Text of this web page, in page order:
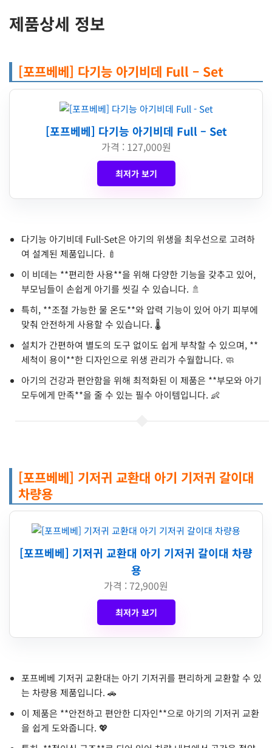
제품상세 정보
[포프베베] 다기능 아기비데 Full – Set
[포프베베] 다기능 아기비데 Full – Set
가격 : 127,000원
최저가 보기
다기능 아기비데 Full-Set은 아기의 위생을 최우선으로 고려하
여 설계된 제품입니다. 🍼
이 비데는 **편리한 사용**을 위해 다양한 기능을 갖추고 있어,
부모님들이 손쉽게 아기를 씻길 수 있습니다. 🚿
특히, **조절 가능한 물 온도**와 압력 기능이 있어 아기 피부에
맞춰 안전하게 사용할 수 있습니다. 🌡️
설치가 간편하여 별도의 도구 없이도 쉽게 부착할 수 있으며, **
세척이 용이**한 디자인으로 위생 관리가 수월합니다. 🧼
아기의 건강과 편안함을 위해 최적화된 이 제품은 **부모와 아기
모두에게 만족**을 줄 수 있는 필수 아이템입니다. 👶
[포프베베] 기저귀 교환대 아기 기저귀 갈이대
차량용
[포프베베] 기저귀 교환대 아기 기저귀 갈이대 차량
용
가격 : 72,900원
최저가 보기
포프베베 기저귀 교환대는 아기 기저귀를 편리하게 교환할 수 있
는 차량용 제품입니다. 🚗
이 제품은 **안전하고 편안한 디자인**으로 아기의 기저귀 교환
을 쉽게 도와줍니다. 💖